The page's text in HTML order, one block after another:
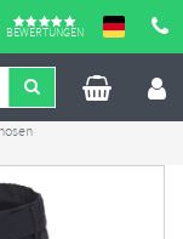
BEWERTUNGEN